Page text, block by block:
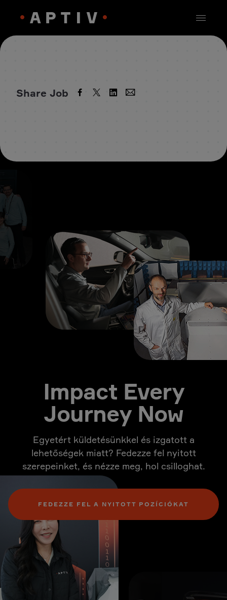
Share Job
Impact Every
Journey Now
Egyetért küldetésünkkel és izgatott a
lehetőségek miatt? Fedezze fel nyitott
szerepeinket, és nézze meg, hol csilloghat.
FEDEZZE FEL A NYITOTT POZÍCIÓKAT